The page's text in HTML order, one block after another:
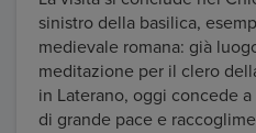
sinistro della basilica,
medievale romana: già
meditazione per il clero
in Laterano, oggi concede
di grande pace e